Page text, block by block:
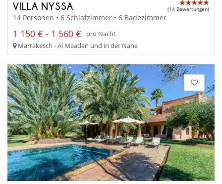
VILLA NYSSA (14 Bewertungen)
14 Personen • 6 Schlafzimmer • 6 Badezimmer
1 150 € - 1 560 €
pro Nacht
Marrakesch - Al Maaden und in der Nähe